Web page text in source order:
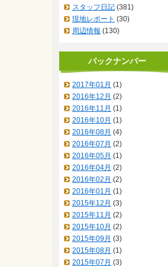
スタッフ日記 (381)
現地レポート (30)
周辺情報 (130)
バックナンバー
2017年01月 (1)
2016年12月 (2)
2016年11月 (1)
2016年10月 (1)
2016年08月 (4)
2016年07月 (2)
2016年05月 (1)
2016年04月 (2)
2016年02月 (2)
2016年01月 (1)
2015年12月 (3)
2015年11月 (2)
2015年10月 (2)
2015年09月 (3)
2015年08月 (1)
2015年07月 (3)